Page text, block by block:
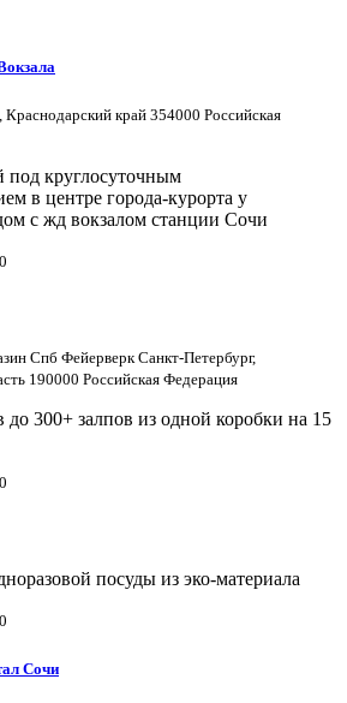
край 354000 Российская
под круглосуточным
в центре города-курорта у
с жд вокзалом станции Сочи
Спб Фейерверк Санкт-Петербург,
190000 Российская Федерация
до 300+ залпов из одной коробки на 15
посуды из эко-материала
Сочи